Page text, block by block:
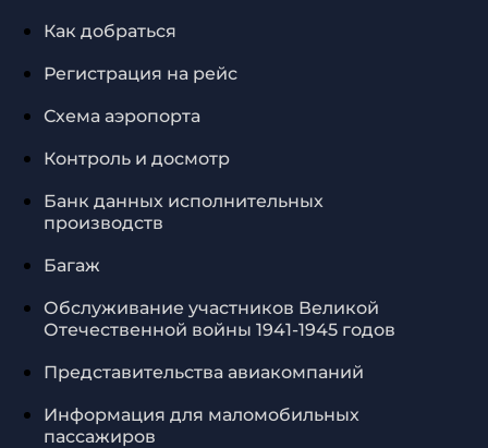
Как добраться
Регистрация на рейс
Схема аэропорта
Контроль и досмотр
Банк данных исполнительных
производств
Багаж
Обслуживание участников Великой
Отечественной войны 1941-1945 годов
Представительства авиакомпаний
Информация для маломобильных
пассажиров